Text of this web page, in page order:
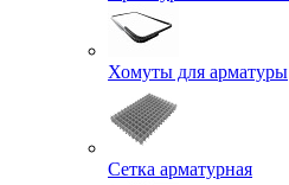
Хомуты для арматуры
Сетка арматурная